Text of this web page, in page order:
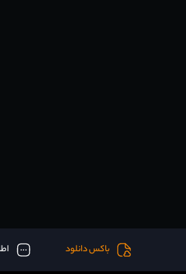
باکس دانلود